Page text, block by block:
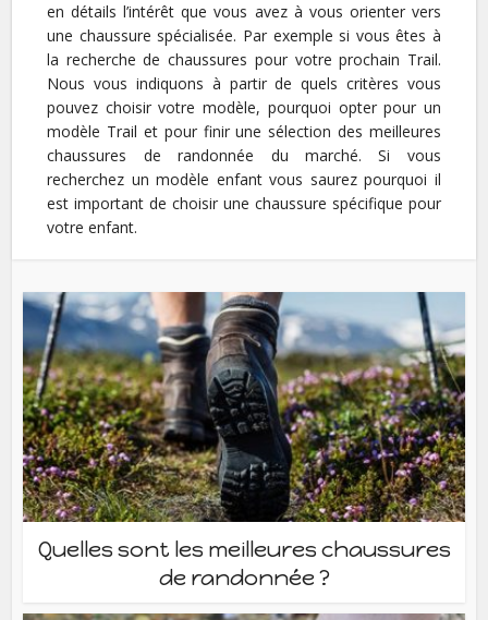
en détails l’intérêt que vous avez à vous orienter vers
une chaussure spécialisée. Par exemple si vous êtes à
la recherche de chaussures pour votre prochain Trail.
Nous vous indiquons à partir de quels critères vous
pouvez choisir votre modèle, pourquoi opter pour un
modèle Trail et pour finir une sélection des meilleures
chaussures de randonnée du marché. Si vous
recherchez un modèle enfant vous saurez pourquoi il
est important de choisir une chaussure spécifique pour
votre enfant.
Quelles sont les meilleures chaussures
de randonnée ?